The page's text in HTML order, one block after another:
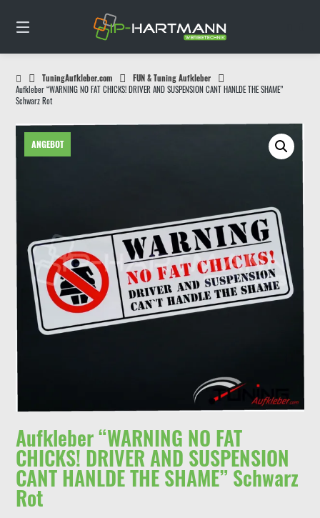
Inhalt
TuningAufkleber.com
FUN & Tuning Aufkleber
Aufkleber “WARNING NO FAT CHICKS! DRIVER AND SUSPENSION CANT HANLDE THE SHAME”
Schwarz Rot
ANGEBOT
Aufkleber “WARNING NO FAT
CHICKS! DRIVER AND SUSPENSION
CANT HANLDE THE SHAME” Schwarz
Rot